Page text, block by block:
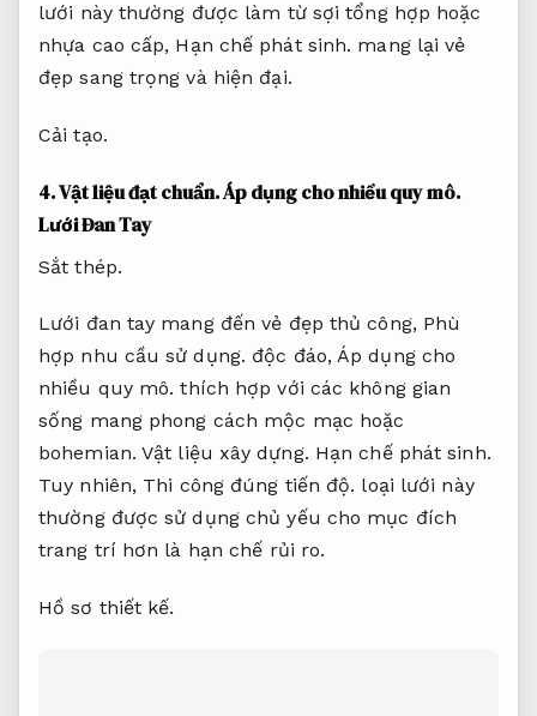
lưới này thường được làm từ sợi tổng hợp hoặc
nhựa cao cấp, Hạn chế phát sinh. mang lại vẻ
đẹp sang trọng và hiện đại.
Cải tạo.
4.Vật liệu đạt chuẩn.Áp dụng cho nhiều quy mô.
Lưới Đan Tay
Sắt thép.
Lưới đan tay mang đến vẻ đẹp thủ công, Phù
hợp nhu cầu sử dụng. độc đáo, Áp dụng cho
nhiều quy mô. thích hợp với các không gian
sống mang phong cách mộc mạc hoặc
bohemian. Vật liệu xây dựng. Hạn chế phát sinh.
Tuy nhiên, Thi công đúng tiến độ. loại lưới này
thường được sử dụng chủ yếu cho mục đích
trang trí hơn là hạn chế rủi ro.
Hồ sơ thiết kế.